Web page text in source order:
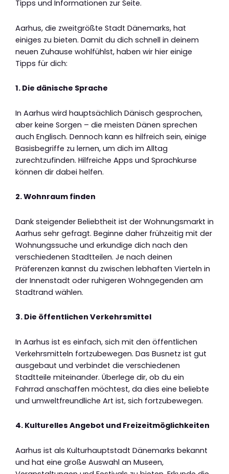
Tipps und Informationen zur Seite.
Aarhus, die zweitgrößte Stadt Dänemarks, hat
einiges zu bieten. Damit du dich schnell in deinem
neuen Zuhause wohlfühlst, haben wir hier einige
Tipps für dich:
1. Die dänische Sprache
In Aarhus wird hauptsächlich Dänisch gesprochen,
aber keine Sorgen – die meisten Dänen sprechen
auch Englisch. Dennoch kann es hilfreich sein, einige
Basisbegriffe zu lernen, um dich im Alltag
zurechtzufinden. Hilfreiche Apps und Sprachkurse
können dir dabei helfen.
2. Wohnraum finden
Dank steigender Beliebtheit ist der Wohnungsmarkt in
Aarhus sehr gefragt. Beginne daher frühzeitig mit der
Wohnungssuche und erkundige dich nach den
verschiedenen Stadtteilen. Je nach deinen
Präferenzen kannst du zwischen lebhaften Vierteln in
der Innenstadt oder ruhigeren Wohngegenden am
Stadtrand wählen.
3. Die öffentlichen Verkehrsmittel
In Aarhus ist es einfach, sich mit den öffentlichen
Verkehrsmitteln fortzubewegen. Das Busnetz ist gut
ausgebaut und verbindet die verschiedenen
Stadtteile miteinander. Überlege dir, ob du ein
Fahrrad anschaffen möchtest, da dies eine beliebte
und umweltfreundliche Art ist, sich fortzubewegen.
4. Kulturelles Angebot und Freizeitmöglichkeiten
Aarhus ist als Kulturhauptstadt Dänemarks bekannt
und hat eine große Auswahl an Museen,